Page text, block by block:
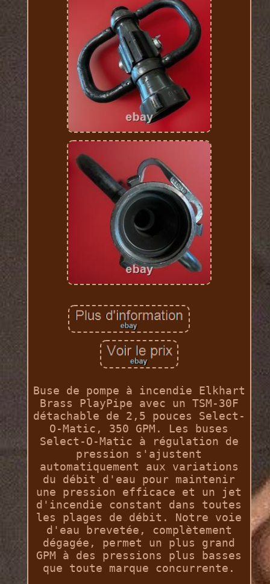
Buse de pompe à incendie Elkhart
Brass PlayPipe avec un TSM-30F
détachable de 2,5 pouces Select-
O-Matic, 350 GPM. Les buses
Select-O-Matic à régulation de
pression s'ajustent
automatiquement aux variations
du débit d'eau pour maintenir
une pression efficace et un jet
d'incendie constant dans toutes
les plages de débit. Notre voie
d'eau brevetée, complètement
dégagée, permet un plus grand
GPM à des pressions plus basses
que toute marque concurrente.